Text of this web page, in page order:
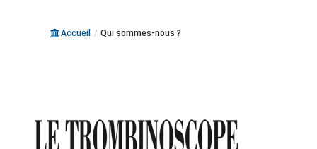
Accueil / Qui sommes-nous ?